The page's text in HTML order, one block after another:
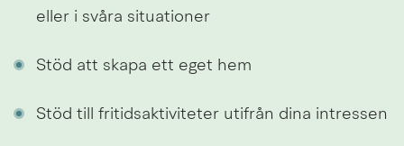
eller i svåra situationer
Stöd att skapa ett eget hem
Stöd till fritidsaktiviteter utifrån dina intressen